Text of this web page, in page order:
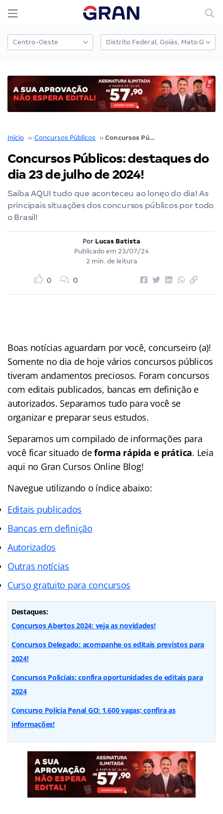
Início ›› Concursos Públicos ›› Concursos Públicos: destaques do dia 23 de julho de 2024!
Concursos Públicos: destaques do
dia 23 de julho de 2024!
Saiba AQUI tudo que aconteceu ao longo do dia! As
principais situações dos concursos públicos por todo
o Brasil!
Por Lucas Batista
Publicado em 23/07/24
2 min. de leitura
0 0
Boas notícias aguardam por você, concurseiro (a)!
Somente no dia de hoje vários concursos públicos
tiveram andamentos preciosos. Foram concursos
com editais publicados, bancas em definição e
autorizados. Separamos tudo para você se
organizar e preparar seus estudos.
Separamos um compilado de informações para
você ficar situado deforma rápida e prática. Leia
aqui no Gran Cursos Online Blog!
Navegue utilizando o índiceabaixo:
Editais publicados
Bancas em definição
Autorizados
Outras notícias
Curso gratuito para concursos
Destaques:
Concursos Abertos 2024: veja as novidades!
Concursos Delegado: acompanhe os editais previstos para
2024!
Concursos Policiais: confira oportunidades de editais para
2024
Concurso Polícia Penal GO: 1.600 vagas; confira as
informações!